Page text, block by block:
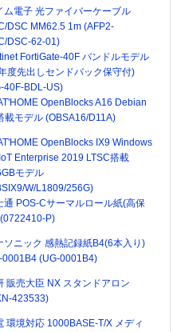
ム電子 光ファイバーケーブル
DSC MM62.5 1m (AFP2-
DSC-62-01)
FortiGate-40F バンドルモデル
度先出しセンドバック保守付)
40F-BDL-US)
OpenBlocks A16 Debian
載モデル (OBSA16/D11A)
OpenBlocks IX9 Windows
Enterprise 2019 LTSC搭載
モデル
W/L1809/256G)
通 POS-Cサーマルロール紙(高保
P)
ソニック 感熱記録紙B4(6本入り)
0001B4 (UG-0001B4)
販売大臣 NX スタンドアロン
423533)
環境対応 1000BASE-T/X メディ